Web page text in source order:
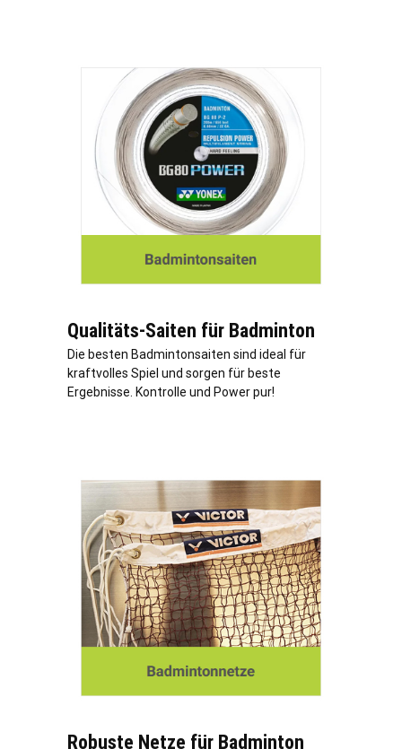
Qualitäts-Saiten für Badminton
Die besten Badmintonsaiten sind ideal für
kraftvolles Spiel und sorgen für beste
Ergebnisse. Kontrolle und Power pur!
Robuste Netze für Badminton